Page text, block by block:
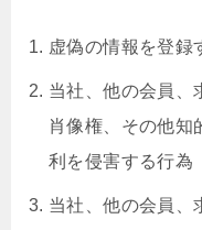
虚偽の情報を登録
当社、他の会員、
肖像権、その他知
利を侵害する行為
当社、他の会員、